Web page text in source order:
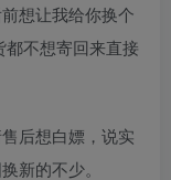
想让我给你换个
不想寄回来直接
后想白嫖，说实
新的不少。